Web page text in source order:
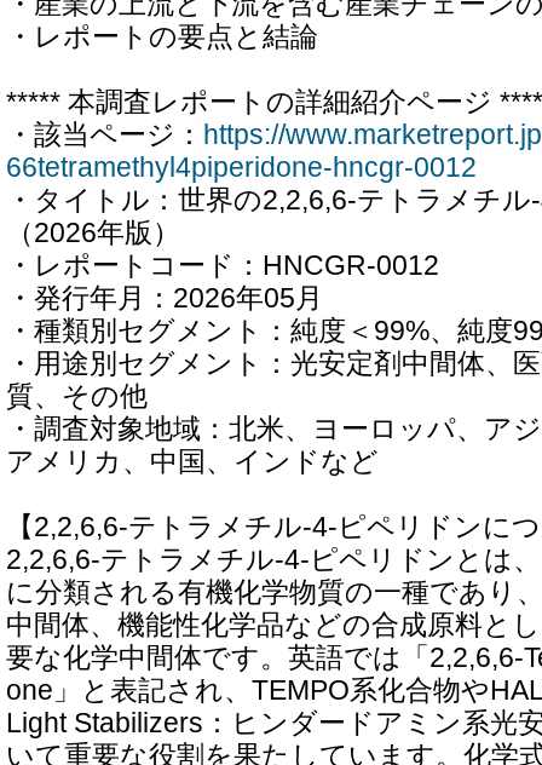
・レポートの要点と結論
***** 本調査レポートの詳細紹介ページ
・該当ページ： https://
66tetramethyl4piperidone-hncgr-0012
・タイトル：世界の2,2,6,6-テトラメチ
（2026年版）
・レポートコード：HNCGR-0012
・発行年月：2026年05月
・種類別セグメント：純度＜99%、純度
・用途別セグメント：光安定剤中間体、
質、その他
・調査対象地域：北米、ヨーロッパ、ア
アメリカ、中国、インドなど
【2,2,6,6-テトラメチル-4-ピペリドンに
2,2,6,6-テトラメチル-4-ピペリドンとは
に分類される有機化学物質の一種であり
中間体、機能性化学品などの合成原料と
要な化学中間体です。英語では「2,2,6,6-
one」と表記され、TEMPO系化合物や
Light Stabilizers：ヒンダードアミン系光
いて重要な役割を果たしています。化学